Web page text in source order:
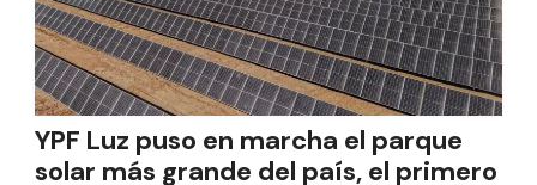
YPF Luz puso en marcha el parque
solar más grande del país, el primero